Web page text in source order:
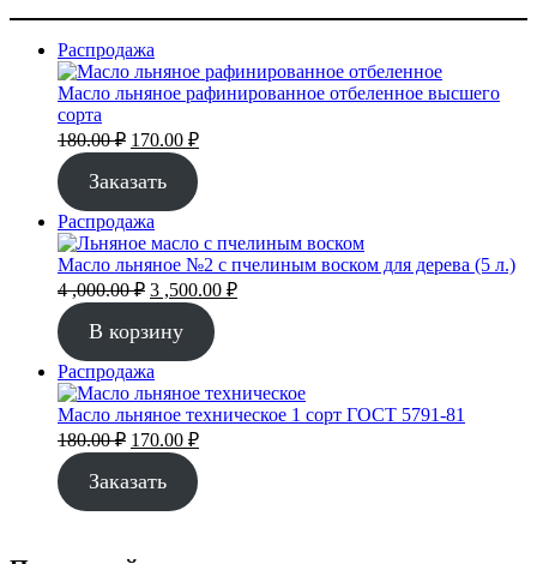
Распродажа
товар
Масло льняное рафинированное отбеленное высшего
сорта
180.00₽ Первоначальная
цена
составляла
180.00 ₽.
170.00 ₽Текущая
Заказать
Распродажа
товар
Масло льняное №2 с пчелиным воском для дерева (5 л.)
4 ,000.00₽ Первоначальная
цена
составляла
,000.00 ₽.
3 ,500.00 ₽Текущая
В корзину
Распродажа
товар
Масло льняное техническое 1 сорт ГОСТ 5791-81
180.00₽ Первоначальная
цена
составляла
180.00 ₽.
170.00 ₽Текущая
Заказать